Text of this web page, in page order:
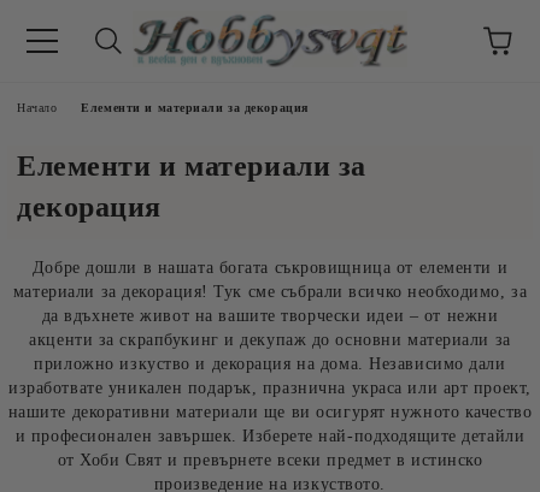
Начало Елементи и материали за декорация
Елементи и материали за
декорация
Добре дошли в нашата богата съкровищница от елементи и
материали за декорация! Тук сме събрали всичко необходимо, за
да вдъхнете живот на вашите творчески идеи – от нежни
акценти за скрапбукинг и декупаж до основни материали за
приложно изкуство и декорация на дома. Независимо дали
изработвате уникален подарък, празнична украса или арт проект,
нашите декоративни материали ще ви осигурят нужното качество
и професионален завършек. Изберете най-подходящите детайли
от Хоби Свят и превърнете всеки предмет в истинско
произведение на изкуството.